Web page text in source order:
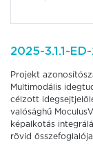
2025-3.1.1-
Projekt
Multimodális
célzott
valósághű
képalkotás
rövid